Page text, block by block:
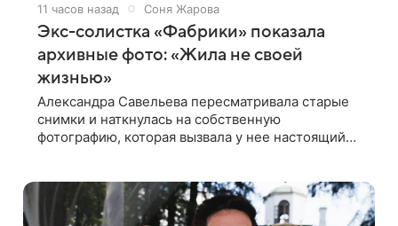
11 часов назад Соня Жарова
Экс-солистка «Фабрики» показала
архивные фото: «Жила не своей
жизнью»
Александра Савельева пересматривала старые
снимки и наткнулась на собственную
фотографию, которая вызвала у нее настоящий